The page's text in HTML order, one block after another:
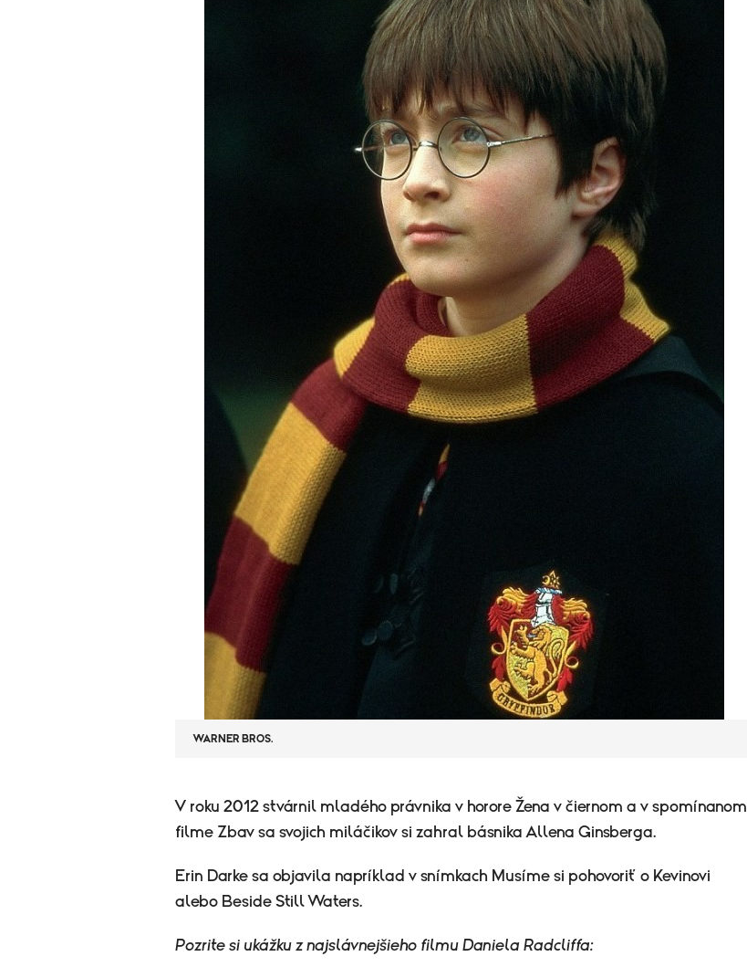
WARNER BROS.
V roku 2012 stvárnil mladého právnika v horore Žena v čiernom a v spomínanom
filme Zbav sa svojich miláčikov si zahral básnika Allena Ginsberga.
Erin Darke sa objavila napríklad v snímkach Musíme si pohovoriť o Kevinovi
alebo Beside Still Waters.
Pozrite si ukážku z najslávnejšieho filmu Daniela Radcliffa: